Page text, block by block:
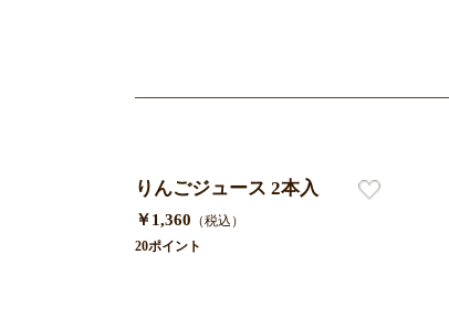
りんごジュース 2本入
￥1,360 （税込）
20ポイント